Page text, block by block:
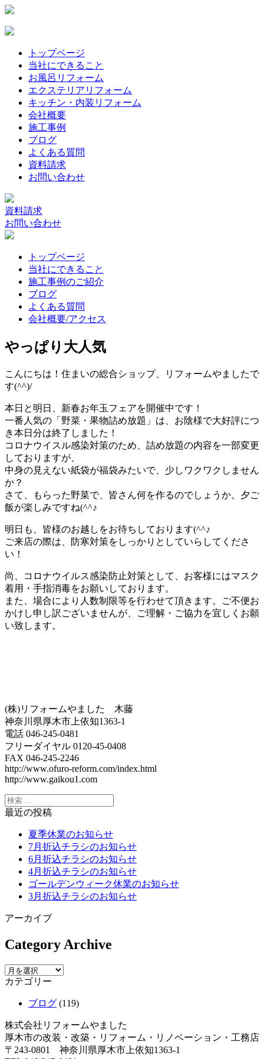
トップページ
当社にできること
お風呂リフォーム
エクステリアリフォーム
キッチン・内装リフォーム
会社概要
施工事例
ブログ
よくある質問
資料請求
お問い合わせ
資料請求
お問い合わせ
トップページ
当社にできること
施工事例のご紹介
ブログ
よくある質問
会社概要/アクセス
やっぱり大人気
こんにちは！住まいの総合ショップ、リフォームやましたで
す(^^)/
本日と明日、新春お年玉フェアを開催中です！
一番人気の「野菜・果物詰め放題」は、お陰様で大好評につ
き本日分は終了しました！
コロナウイスル感染対策のため、詰め放題の内容を一部変更
しておりますが、
中身の見えない紙袋が福袋みたいで、少しワクワクしません
か？
さて、もらった野菜で、皆さん何を作るのでしょうか。夕ご
飯が楽しみですね(^^♪
明日も、皆様のお越しをお待ちしております(^^♪
ご来店の際は、防寒対策をしっかりとしていらしてくださ
い！
尚、コロナウイルス感染防止対策として、お客様にはマスク
着用・手指消毒をお願いしております。
また、場合により人数制限等を行わせて頂きます。ご不便お
かけし申し訳ございませんが、ご理解・ご協力を宜しくお願
い致します。
(株)リフォームやました 木藤
神奈川県厚木市上依知1363-1
電話 046-245-0481
フリーダイヤル 0120-45-0408
FAX 046-245-2246
http://www.ofuro-reform.com/index.html
http://www.gaikou1.com
最近の投稿
夏季休業のお知らせ
7月折込チラシのお知らせ
6月折込チラシのお知らせ
4月折込チラシのお知らせ
ゴールデンウィーク休業のお知らせ
3月折込チラシのお知らせ
アーカイブ
Category Archive
カテゴリー
ブログ (119)
株式会社リフォームやました
厚木市の改装・改築・リフォーム・リノベーション・工務店
〒243-0801 神奈川県厚木市上依知1363-1